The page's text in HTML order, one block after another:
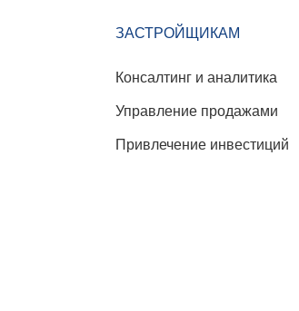
ЗАСТРОЙЩИКАМ
Консалтинг и аналитика
Управление продажами
Привлечение инвестиций